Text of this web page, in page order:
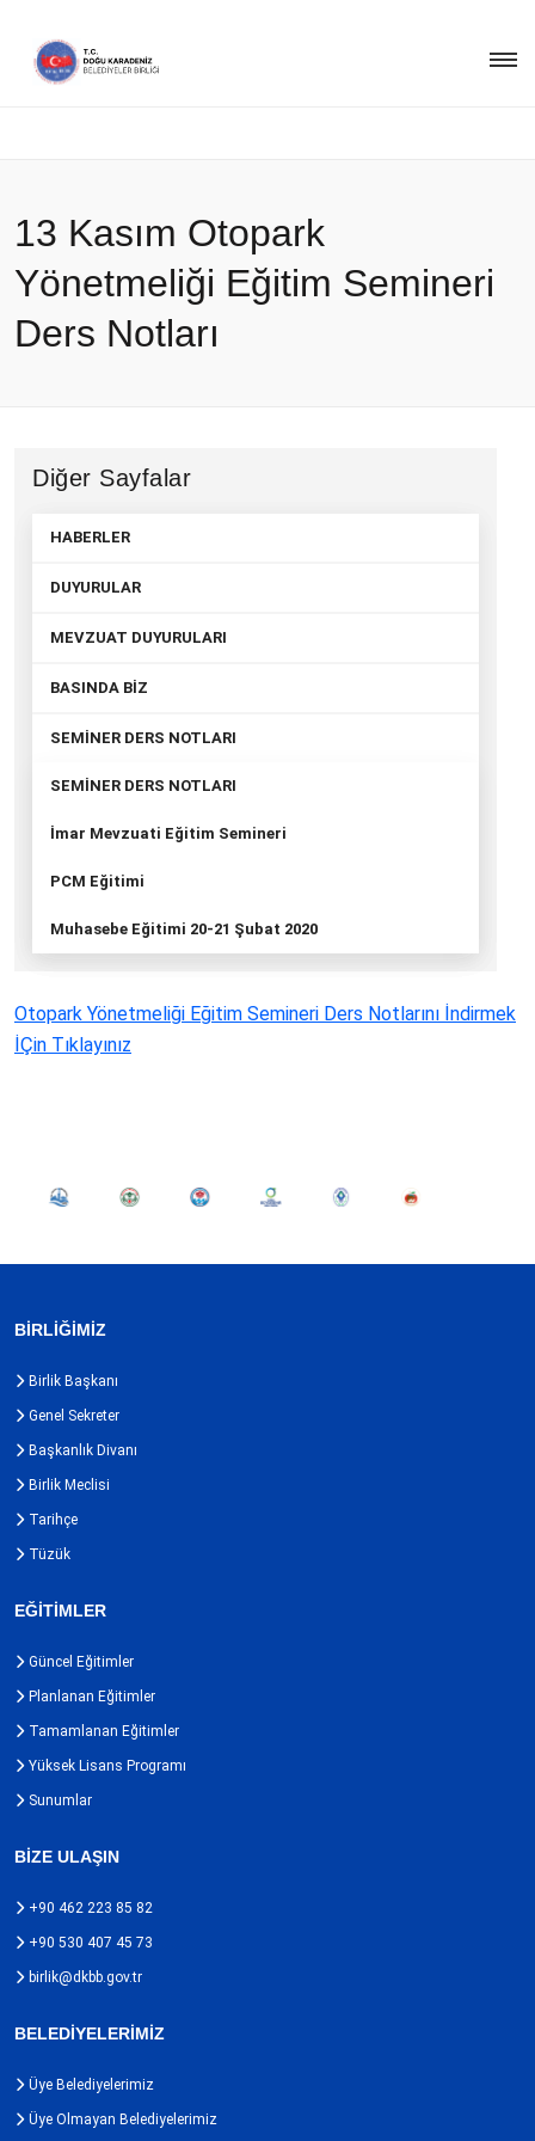
13 Kasım ‎Otopark
Yönetmeliği Eğitim Semineri
Ders Notları
Diğer Sayfalar
HABERLER
DUYURULAR
MEVZUAT DUYURULARI
BASINDA BİZ
SEMİNER DERS NOTLARI
SEMİNER DERS NOTLARI
İmar Mevzuati Eğitim Semineri
PCM Eğitimi
Muhasebe Eğitimi 20-21 Şubat 2020
Otopark Yönetmeliği Eğitim Semineri Ders Notlarını İndirmek
İÇin Tıklayınız
BİRLİĞİMİZ
Birlik Başkanı
Genel Sekreter
Başkanlık Divanı
Birlik Meclisi
Tarihçe
Tüzük
EĞİTİMLER
Güncel Eğitimler
Planlanan Eğitimler
Tamamlanan Eğitimler
Yüksek Lisans Programı
Sunumlar
BİZE ULAŞIN
+90 462 223 85 82
+90 530 407 45 73
birlik@dkbb.gov.tr
BELEDİYELERİMİZ
Üye Belediyelerimiz
Üye Olmayan Belediyelerimiz